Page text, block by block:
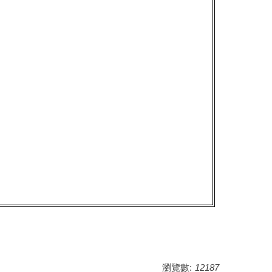
瀏覽數: 12187